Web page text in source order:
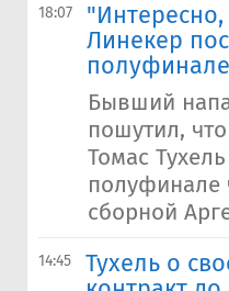
18:07
Линекер
Бывший
пошутил,
Томас
полуфинале
сборной
14:45
Тухель о